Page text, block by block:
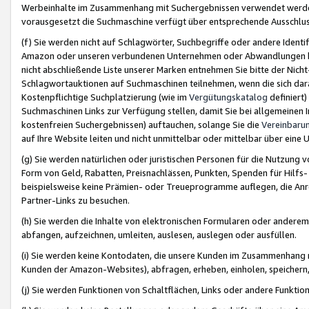
Werbeinhalte im Zusammenhang mit Suchergebnissen verwendet
vorausgesetzt die Suchmaschine verfügt über entsprechende
(f) Sie werden nicht auf Schlagwörter, Suchbegriffe oder andere
Amazon oder unseren verbundenen Unternehmen oder
nicht abschließende Liste unserer Marken entnehmen Sie bitte der
Schlagwortauktionen auf Suchmaschinen teilnehmen, wenn die sich
Kostenpflichtige Suchplatzierung (wie im Vergütungskatalog definiert)
Suchmaschinen Links zur Verfügung stellen, damit Sie bei
kostenfreien Suchergebnissen) auftauchen, solange Sie die
auf Ihre Website leiten und nicht unmittelbar oder mittelbar über eine
(g) Sie werden natürlichen oder juristischen Personen für die Nutzung
Form von Geld, Rabatten, Preisnachlässen, Punkten, Spenden für
beispielsweise keine Prämien- oder Treueprogramme auflegen, die
Partner-Links zu besuchen.
(h) Sie werden die Inhalte von elektronischen Formularen oder
abfangen, aufzeichnen, umleiten, auslesen, auslegen oder ausfüllen.
(i) Sie werden keine Kontodaten, die unsere Kunden im
Kunden der Amazon-Websites), abfragen, erheben, einholen,
(j) Sie werden Funktionen von Schaltflächen, Links oder andere